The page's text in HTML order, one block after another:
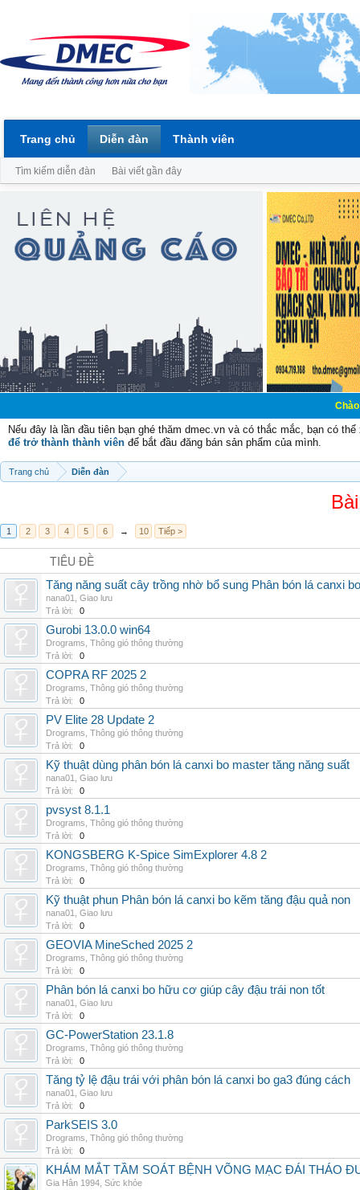
Chào mừng
Nếu đây là lần đầu tiên bạn ghé thăm dmec.vn và có thắc mắc, bạn có
để trở thành thành viên để bắt đầu đăng bán sản phẩm của mình.
Trang chủ Diễn đàn
1 2 3 4 5 6 → 10 Tiếp >
TIÊU ĐỀ
Tăng năng suất cây trồng nhờ bổ sung Phân bón lá canxi
nana01
Giao lưu
Trả lời:
0
Gurobi 13.0.0 win64
Drograms Thông gió thông thường
Trả lời:
0
COPRA RF 2025 2
Drograms Thông gió thông thường
Trả lời:
0
PV Elite 28 Update 2
Drograms Thông gió thông thường
Trả lời:
0
Kỹ thuật dùng phân bón lá canxi bo master tăng năng suất
nana01
Giao lưu
Trả lời:
0
pvsyst 8.1.1
Drograms Thông gió thông thường
Trả lời:
0
KONGSBERG K-Spice SimExplorer 4.8 2
Drograms Thông gió thông thường
Trả lời:
0
Kỹ thuật phun Phân bón lá canxi bo kẽm tăng đậu quả non
nana01
Giao lưu
Trả lời:
0
GEOVIA MineSched 2025 2
Drograms Thông gió thông thường
Trả lời:
0
Phân bón lá canxi bo hữu cơ giúp cây đậu trái non tốt
nana01
Giao lưu
Trả lời:
0
GC-PowerStation 23.1.8
Drograms Thông gió thông thường
Trả lời:
0
Tăng tỷ lệ đậu trái với phân bón lá canxi bo ga3 đúng cách
nana01
Giao lưu
Trả lời:
0
ParkSEIS 3.0
Drograms Thông gió thông thường
Trả lời:
0
KHÁM MẮT TẦM SOÁT BỆNH VÕNG MẠC ĐÁI THÁO
Gia Hân 1994 Sức khỏe
Trang chủ Diễn đàn
Tìm kiếm diễn đàn Bài viết gần đây
Thành viên